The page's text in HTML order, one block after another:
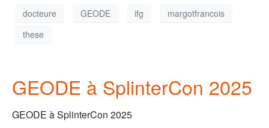
docteure GEODE ifg
margotfrancois
these
GEODE à SplinterCon 2025
GEODE à SplinterCon 2025